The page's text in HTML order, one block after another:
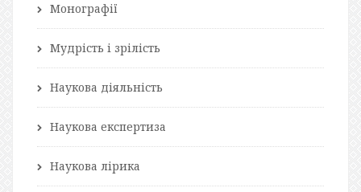
Монографії
Мудрість і зрілість
Наукова діяльність
Наукова експертиза
Наукова лірика